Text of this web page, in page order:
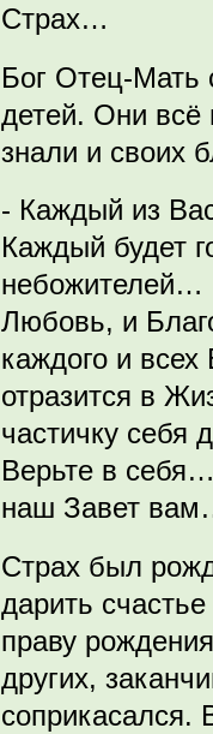
Страх…
Бог Отец-Мать
детей. Они
знали и своих
- Каждый из
Каждый будет
небожителей…
Любовь, и
каждого и
отразится в
частичку
Верьте в
наш Завет
Страх был
дарить
праву
других,
соприкасался.